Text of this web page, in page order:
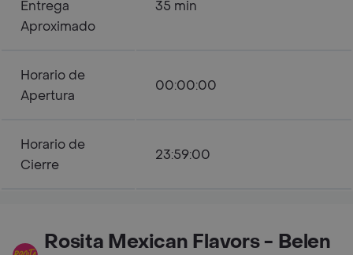
Entrega
Aproximado
35 min
Horario de
Apertura
00:00:00
Horario de
Cierre
23:59:00
Rosita Mexican Flavors - Belen